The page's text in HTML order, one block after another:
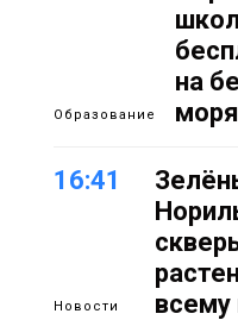
Образование
на
моря
16:41
Новости
всему